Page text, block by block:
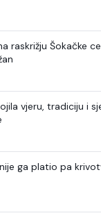
raskrižju Šokačke
vjeru, tradiciju i
ga platio pa